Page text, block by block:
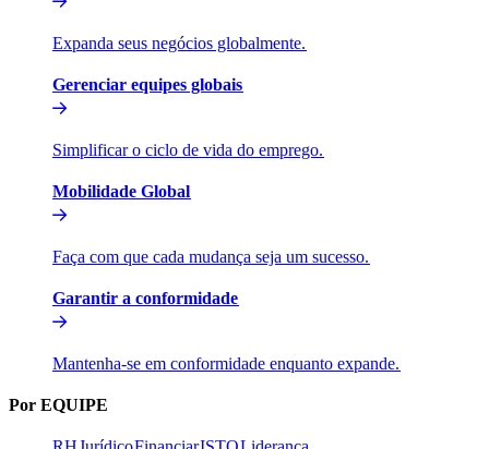
Expanda seus negócios globalmente.​​
Gerenciar equipes globais​​
Simplificar o ciclo de vida do emprego.​​
Mobilidade Global​​
Faça com que cada mudança seja um sucesso.​​
Garantir a conformidade​​
Mantenha-se em conformidade enquanto expande.​​
Por EQUIPE​​